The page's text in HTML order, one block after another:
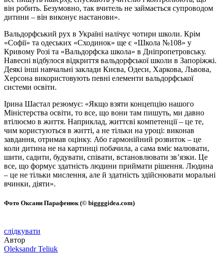
він робить. Безумовно, так вчитель не займається супроводом
дитини – він виконує настанови».
Вальдорфський рух в Україні налічує чотири школи. Крім
«Софії» та одеських «Сходинок» ще є «Школа №108» у
Кривому Розі та «Вальдорфска школа» в Дніпропетровську.
Навесні відбулося відкриття вальдорфської школи в Запоріжжі.
Деякі інші навчальні заклади Києва, Одеси, Харкова, Львова,
Херсона використовують певні елементи вальдорфської
системи освіти.
Ірина Шастал резюмує: «Якщо взяти концепцію нашого
Міністерства освіти, то все, що вони там пишуть, ми давно
втілюємо в життя. Наприклад, життєві компетенції – це те,
чим користуються в житті, а не тільки на уроці: виконав
завдання, отримав оцінку. Або гармонійний розвиток – це
коли дитина не на картинці побачила, а сама вміє малювати,
шити, садити, будувати, співати, встановлювати зв’язки. Це
все, що формує здатність людини приймати рішення. Людина
– це не тільки мислення, але й здатність здійснювати моральні
вчинки, діяти».
Фото Оксани Парафенюк (© biggggidea.com)
слідкувати
Автор
Oleksandr Teliuk